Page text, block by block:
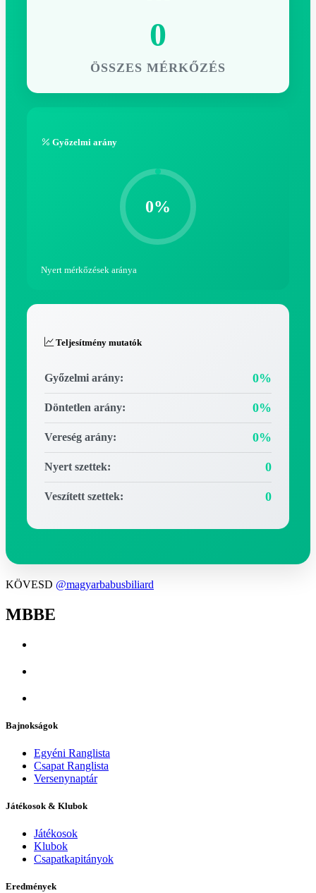
0
ÖSSZES MÉRKŐZÉS
Győzelmi arány
0%
Nyert mérkőzések aránya
Teljesítmény mutatók
Győzelmi arány: 0%
Döntetlen arány: 0%
Vereség arány: 0%
Nyert szettek: 0
Veszített szettek: 0
KÖVESD @magyarbabusbiliard
MBBE
Bajnokságok
Egyéni Ranglista
Csapat Ranglista
Versenynaptár
Játékosok & Klubok
Játékosok
Klubok
Csapatkapitányok
Eredmények